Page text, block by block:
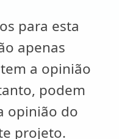
para esta
apenas
a opinião
podem
opinião do
projeto.